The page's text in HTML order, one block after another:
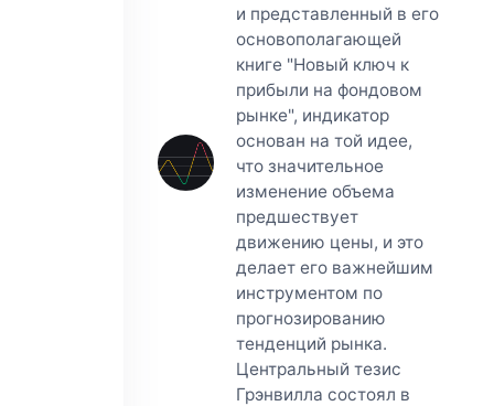
и представленный в его
основополагающей
книге "Новый ключ к
прибыли на фондовом
рынке", индикатор
основан на той идее,
что значительное
изменение объема
предшествует
движению цены, и это
делает его важнейшим
инструментом по
прогнозированию
тенденций рынка.
Центральный тезис
Грэнвилла состоял в